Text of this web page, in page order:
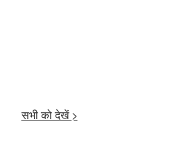
सभी को देखें >